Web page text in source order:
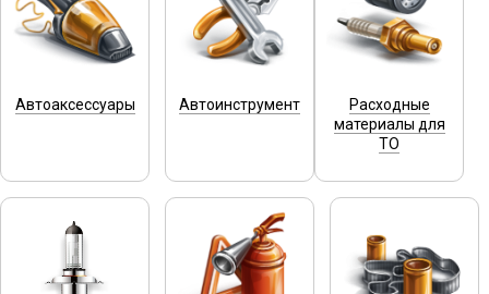
Автоаксессуары Автоинструмент
Расходные
материалы для
ТО